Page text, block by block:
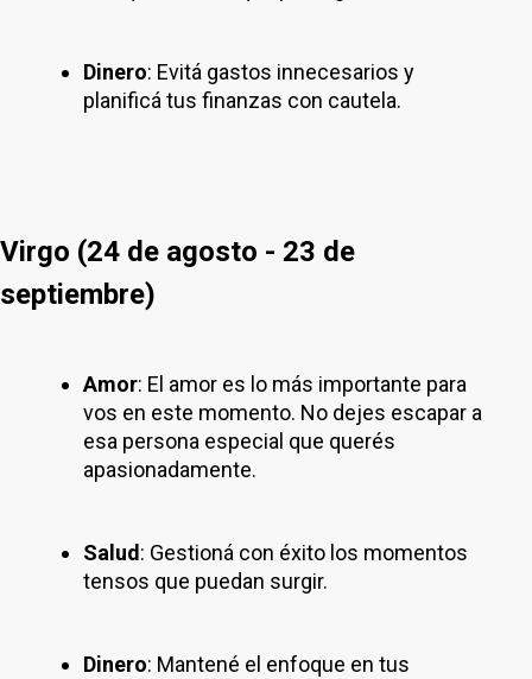
Dinero: Evitá gastos innecesarios y
planificá tus finanzas con cautela.
Virgo (24 de agosto - 23 de
septiembre)
Amor: El amor es lo más importante para
vos en este momento. No dejes escapar a
esa persona especial que querés
apasionadamente.
Salud : Gestioná con éxito los momentos
tensos que puedan surgir.
Dinero: Mantené el enfoque en tus